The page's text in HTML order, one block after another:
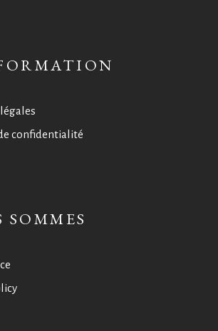
confidentialité
SOMMES